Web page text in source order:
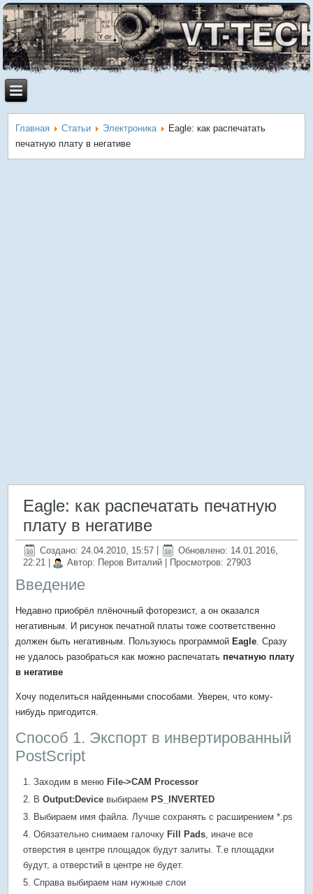
Главная Статьи Электроника
Eagle: как распечатать
печатную плату в негативе
Eagle: как распечатать печатную
плату в негативе
Создано: 24.04.2010, 15:57
Обновлено: 14.01.2016,
22:21
Автор: Перов Виталий | Просмотров: 27903
Введение
Недавно приобрёл плёночный фоторезист, а он оказался
негативным. И рисунок печатной платы тоже соответственно
должен быть негативным. Пользуюсь программой Eagle. Сразу
не удалось разобраться как можно распечатать печатную плату
в негативе
Хочу поделиться найденными способами. Уверен, что кому-
нибудь пригодится.
Способ 1. Экспорт в инвертированный
PostScript
Заходим в меню File->CAM Processor
ВOutput:Device выбираем PS_INVERTED
Выбираем имя файла. Лучше сохранять с расширением *.ps
Обязательно снимаем галочку Fill Pads, иначе все
отверстия в центре площадок будут залиты. Т.е площадки
будут, а отверстий в центре не будет.
Справа выбираем нам нужные слои